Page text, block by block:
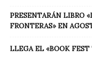
PRESENTARÁN LIBRO
FRONTERAS» EN
LLEGA EL «BOOK